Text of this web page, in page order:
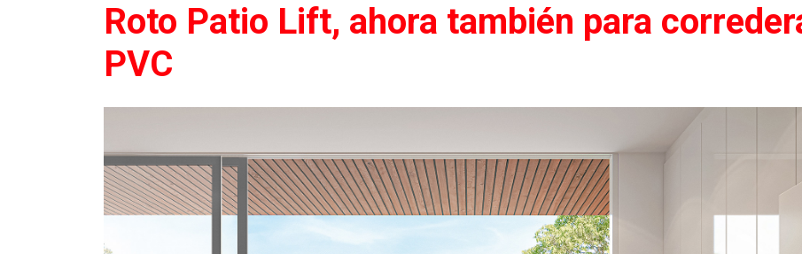
Roto Patio Lift, ahora también para
PVC